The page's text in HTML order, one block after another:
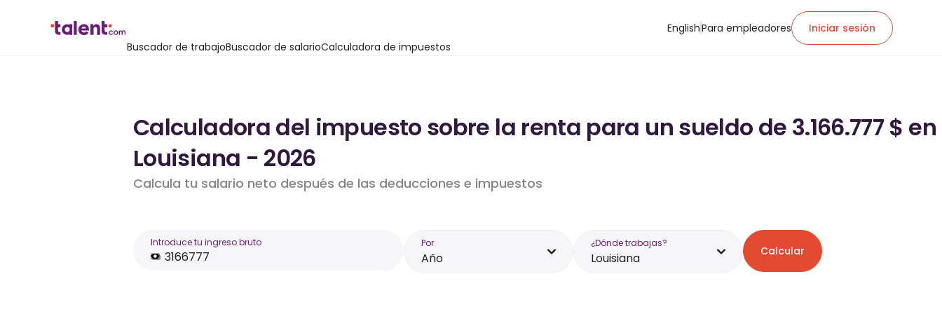
Buscador de trabajoBuscador de salarioCalculadora de impuestos
EnglishPara empleadores Iniciar sesión
Calculadora del impuesto sobre la renta para un sueldo de 3.166.777 $ en
Louisiana - 2026
Calcula tu salario neto después de las deducciones e impuestos
Introduce tu ingreso bruto Por
Año
¿Dónde trabajas?
Louisiana Calcular